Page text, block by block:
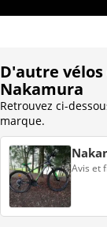
D'autre
Nakamura
Retrouvez ci-
marque.
Avis et